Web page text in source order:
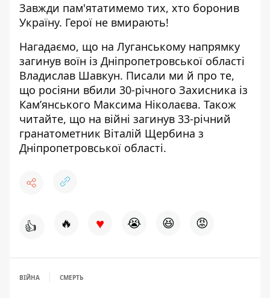
Завжди пам'ятатимемо тих, хто боронив
Україну. Герої не вмирають!
Нагадаємо, що на Луганському напрямку
загинув воїн із Дніпропетровської області
Владислав Шавкун. Писали ми й про те,
що росіяни вбили 30-річного Захисника із
Кам’янського Максима Ніколаєва. Також
читайте, що на війні загинув 33-річний
гранатометник Віталій Щербина з
Дніпропетровської області.
👍 🔥 ♥ 😭 😆 😡
ВІЙНА СМЕРТЬ